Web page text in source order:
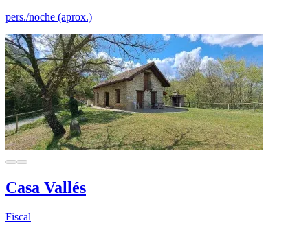
pers./noche (aprox.)
Casa Vallés
Fiscal